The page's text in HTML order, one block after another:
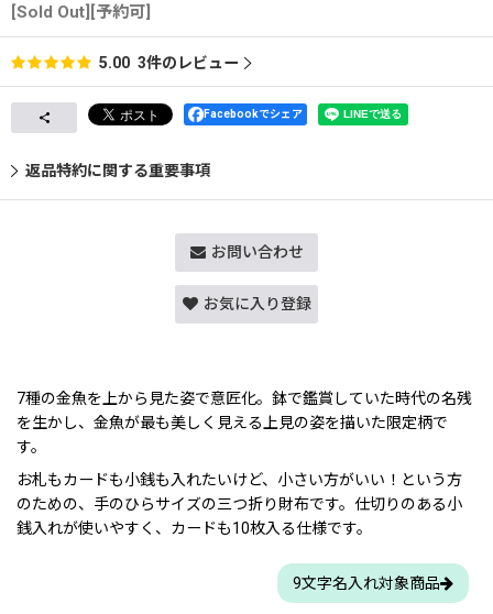
[Sold Out][予約可]
5.00 3件のレビュー
Facebookでシェア
返品特約に関する重要事項
お問い合わせ
お気に入り登録
7種の金魚を上から見た姿で意匠化。鉢で鑑賞していた時代の名残
を生かし、金魚が最も美しく見える上見の姿を描いた限定柄で
す。
お札もカードも小銭も入れたいけど、小さい方がいい！という方
のための、手のひらサイズの三つ折り財布です。仕切りのある小
銭入れが使いやすく、カードも10枚入る仕様です。
9文字名入れ対象商品